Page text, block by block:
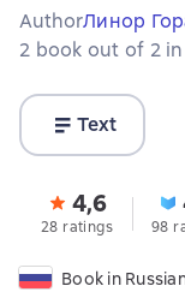
AuthorЛинор
2 book out of 2
Text
4,6
28 ratings 98
Book in